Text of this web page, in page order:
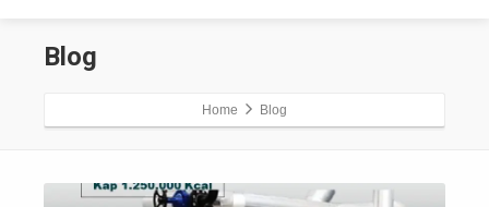
Blog
Home Blog